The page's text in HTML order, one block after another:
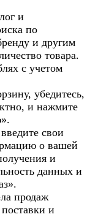
и
по
и другим
товара.
с учетом
убедитесь,
и нажмите
свои
о вашей
и
данных и
продаж
и